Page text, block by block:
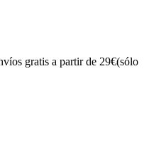
gratis a partir de 29€(sólo